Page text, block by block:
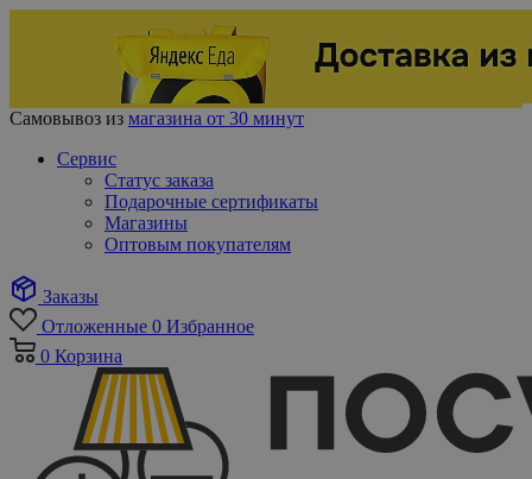
Самовывоз из магазина от 30 минут
Сервис
Статус заказа
Подарочные сертификаты
Магазины
Оптовым покупателям
Заказы
Отложенные 0 Избранное
0 Корзина